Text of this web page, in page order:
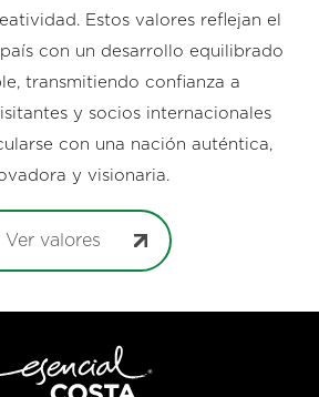
Estos valores reflejan el
con un desarrollo equilibrado
transmitiendo confianza a
y socios internacionales
con una nación auténtica,
y visionaria.
Ver valores